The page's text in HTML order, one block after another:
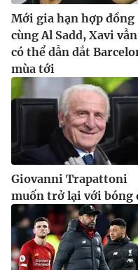
Mới gia hạn hợp đồng
cùng Al Sadd, Xavi vẫn
có thể dẫn dắt
mùa tới
Giovanni Trapattoni
muốn trở lại với bóng